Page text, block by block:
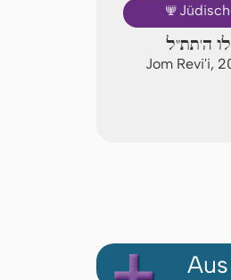
🕎
ה'תת"ל
Jom Revi'i,